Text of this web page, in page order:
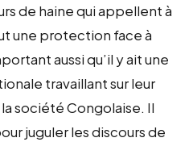
de haine qui appellent à
une protection face à
aussi qu’il y ait une
travaillant sur leur
société Congolaise. Il
juguler les discours de